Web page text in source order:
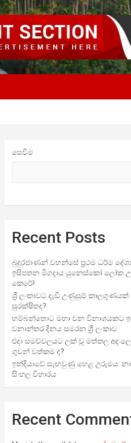
සෙවීම
Recent Posts
බුදුරජාණන් වහන්සේ ප්‍රථම ධර්ම
ඉසිපතන මිගදාය යුනෙස්කෝ ලෝක
කෙරේ!
ශ්‍රී ලංකාවට දැඩි උණුසුම්
සුරක්ෂිතද?
හම්බන්තොට මහා වන විනාශයකට
වනාන්තර දිනය සමරන ශ්‍රී ලංකාව
එදා සමච්චලයට ලක් වූ මත්තල අද
ගුවන් වත්කම ද?
ඉන්දියාවේ සැඟවුණු හෙළ උරුමය:
සිංහල විහාරය
Recent